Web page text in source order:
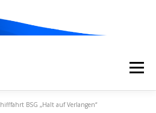
Menü
BSG „Halt auf Verlangen“